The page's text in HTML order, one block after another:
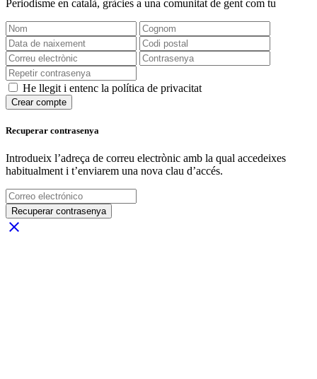
Periodisme en català, gràcies a una comunitat de gent com tu
He llegit i entenc la política de privacitat
Crear compte
Recuperar contrasenya
Introdueix l’adreça de correu electrònic amb la qual accedeixes
habitualment i t’enviarem una nova clau d’accés.
Recuperar contrasenya
close